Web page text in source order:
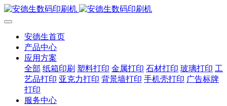
安德生首页
产品中心
应用方案
全部 纸箱印刷 塑料打印 金属打印 石材打印 玻璃打印 工
艺品打印 亚克力打印 背景墙打印 手机壳打印 广告标牌
打印
服务中心